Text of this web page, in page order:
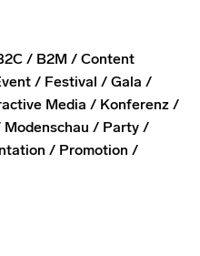
B2M
Content
Festival
Gala
Media
Konferenz
Modenschau
Party
Promotion